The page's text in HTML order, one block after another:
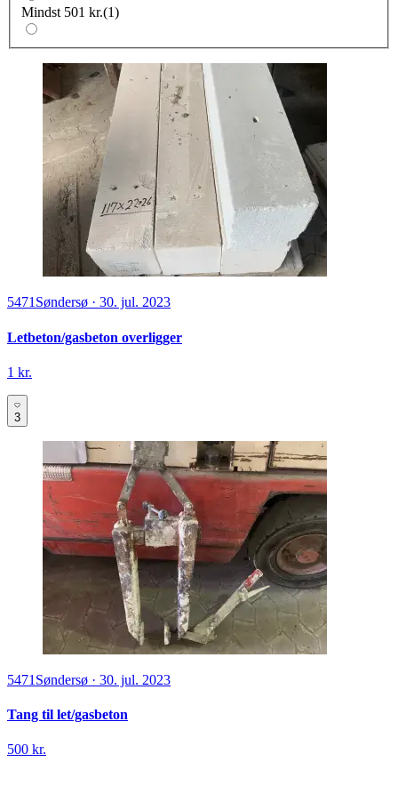
Mindst 501 kr.(1)
5471 Søndersø · 30. jul. 2023
Letbeton/gasbeton overligger
1 kr.
3
5471 Søndersø · 30. jul. 2023
Tang til let/gasbeton
500 kr.